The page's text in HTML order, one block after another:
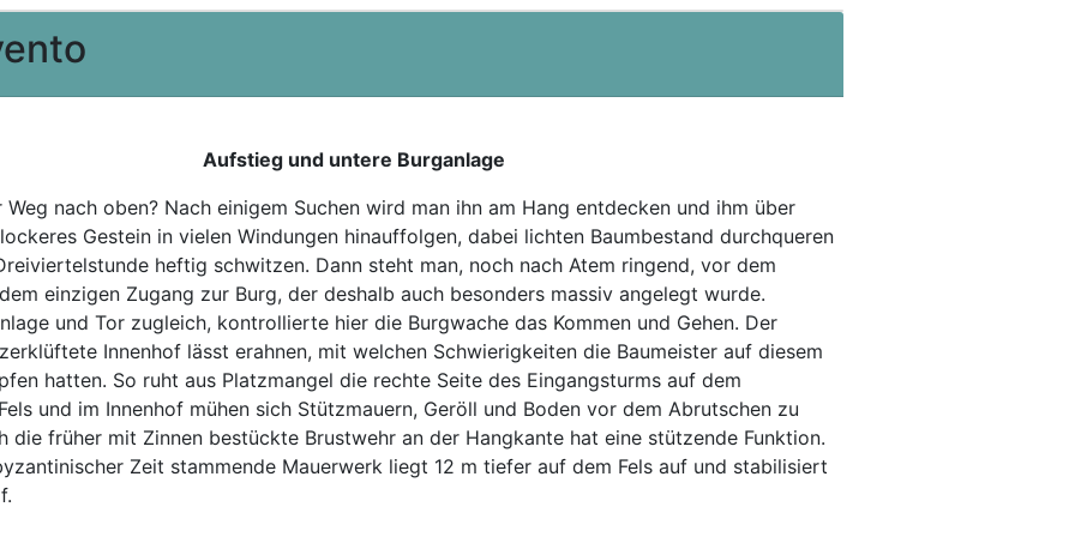
Aufstieg und untere Burganlage
nach oben? Nach einigem Suchen wird man ihn am Hang entdecken und ihm über
Gestein in vielen Windungen hinauffolgen, dabei lichten Baumbestand durchqueren
heftig schwitzen. Dann steht man, noch nach Atem ringend, vor dem
einzigen Zugang zur Burg, der deshalb auch besonders massiv angelegt wurde.
und Tor zugleich, kontrollierte hier die Burgwache das Kommen und Gehen. Der
Innenhof lässt erahnen, mit welchen Schwierigkeiten die Baumeister auf diesem
hatten. So ruht aus Platzmangel die rechte Seite des Eingangsturms auf dem
und im Innenhof mühen sich Stützmauern, Geröll und Boden vor dem Abrutschen zu
die früher mit Zinnen bestückte Brustwehr an der Hangkante hat eine stützende Funktion.
Zeit stammende Mauerwerk liegt 12 m tiefer auf dem Fels auf und stabilisiert